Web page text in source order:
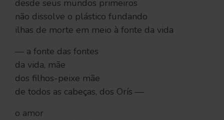
desde seus mundos primeiros
não dissolve o plástico fundando
ilhas de morte em meio à fonte da vida
— a fonte das fontes
da vida, mãe
dos filhos-peixe mãe
de todos as cabeças, dos Orís —
o amor